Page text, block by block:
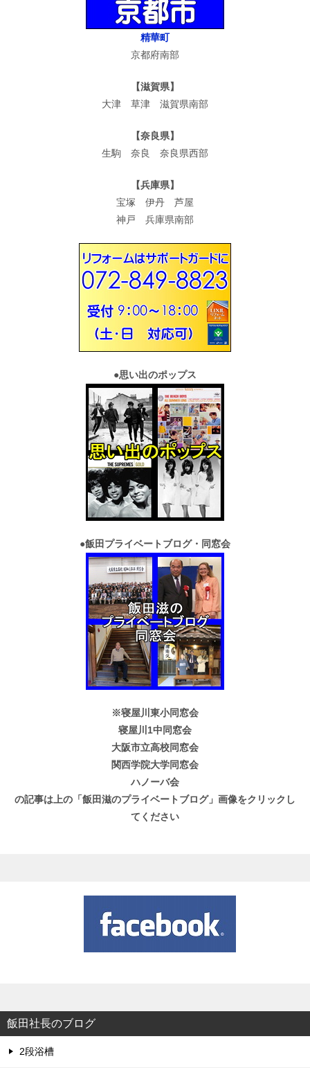
精華町
京都府南部
【滋賀県】
大津 草津 滋賀県南部
【奈良県】
生駒 奈良 奈良県西部
【兵庫県】
宝塚 伊丹 芦屋
神戸 兵庫県南部
●思い出のポップス
●飯田プライベートブログ・同窓会
※寝屋川東小同窓会
寝屋川1中同窓会
大阪市立高校同窓会
関西学院大学同窓会
ハノーバ会
の記事は上の「飯田滋のプライベートブログ」画像をクリックし
てください
飯田社長のブログ
2段浴槽